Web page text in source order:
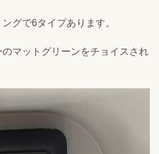
グで6タイプあります。
マットグリーンをチョイスされ